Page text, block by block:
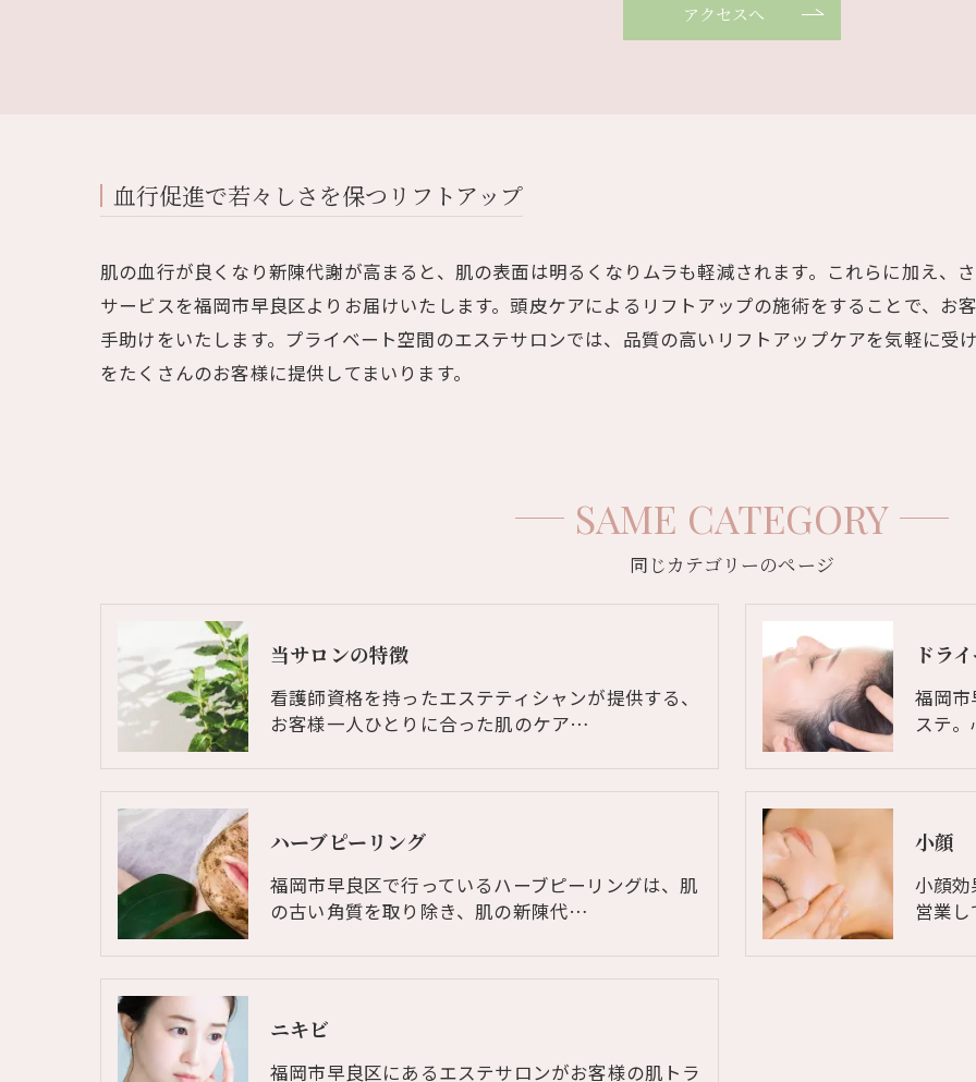
アクセスへ
血行促進で若々しさを保つリフトアップ
肌の血行が良くなり新陳代謝が高まると、肌の表面は明るくなりムラも軽減されます。これらに加え、
サービスを福岡市早良区よりお届けいたします。頭皮ケアによるリフトアップの施術をすることで、お
手助けをいたします。プライベート空間のエステサロンでは、品質の高いリフトアップケアを気軽に受
をたくさんのお客様に提供してまいります。
同じカテゴリーのページ
SAME CATEGORY
当サロンの特徴
看護師資格を持ったエステティシャンが提供する、
お客様一人ひとりに合った肌のケア…
ドラ
福岡
ステ
ハーブピーリング
福岡市早良区で行っているハーブピーリングは、肌
の古い角質を取り除き、肌の新陳代…
小顔
小顔
営業
ニキビ
福岡市早良区にあるエステサロンがお客様の肌トラ